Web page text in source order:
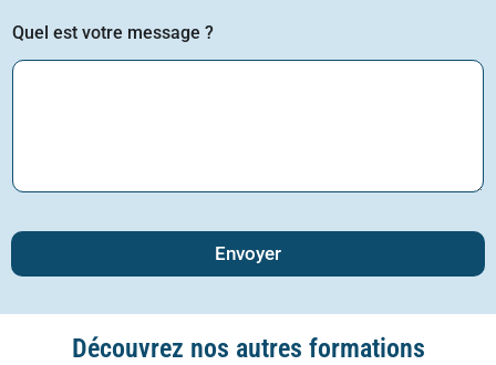
Quel est votre message ?
Envoyer
Découvrez nos autres formations